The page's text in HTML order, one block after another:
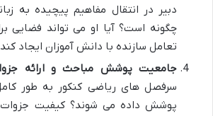
دبیر در انتقال مفاهیم پیچیده به
چگونه است؟ آیا او می تواند فضایی
تعامل سازنده با دانش آموزان ایجاد
جامعیت پوشش مباحث و ارائه
سرفصل های ریاضی کنکور به طور
پوشش داده می شوند؟ کیفیت جزوات